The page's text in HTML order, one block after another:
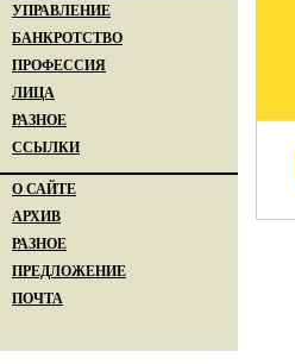
УПРАВЛЕНИЕ
БАНКРОТСТВО
ПРОФЕССИЯ
ЛИЦА
РАЗНОЕ
ССЫЛКИ
О САЙТЕ
АРХИВ
РАЗНОЕ
ПРЕДЛОЖЕНИЕ
ПОЧТА